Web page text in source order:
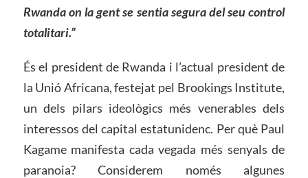
Rwanda on la gent se sentia segura del seu control
totalitari.”
És el president de Rwanda i l’actual president de
la Unió Africana, festejat pel Brookings Institute,
un dels pilars ideològics més venerables dels
interessos del capital estatunidenc. Per què Paul
Kagame manifesta cada vegada més senyals de
paranoia? Considerem només algunes